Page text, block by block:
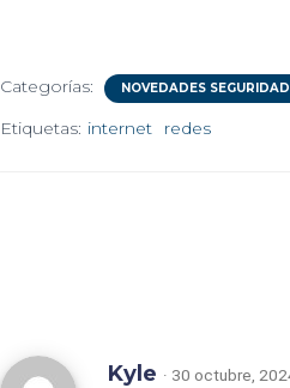
Categorías: NOVEDADES
Etiquetas: internet redes
Kyle · 30 octubre,